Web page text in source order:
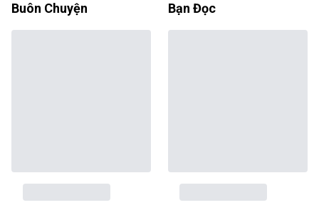
Buôn Chuyện Bạn Đọc